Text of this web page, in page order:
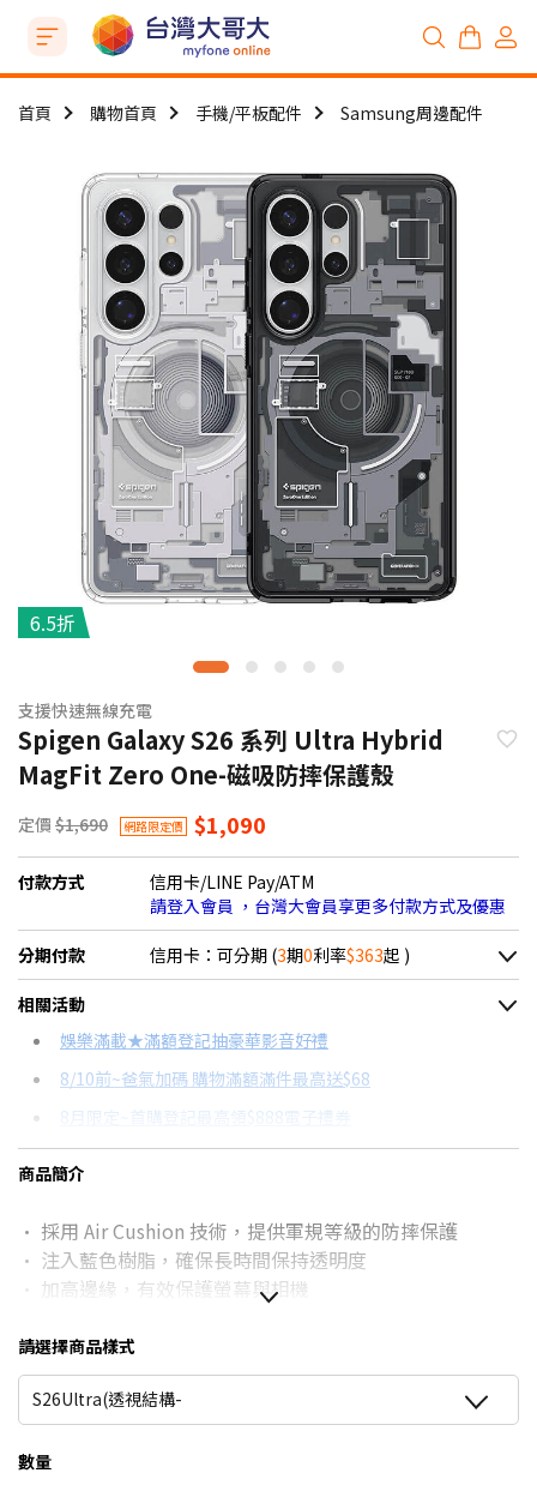
首頁 購物首頁 手機/平板配件 Samsung周邊配件
6.5折
支援快速無線充電
Spigen Galaxy S26 系列 Ultra Hybrid
MagFit Zero One-磁吸防摔保護殼
定價 $1,690 網路限定價 $1,090
付款方式
信用卡/LINE Pay/ATM
請登入會員 ，台灣大會員享更多付款方式及優惠
分期付款 信用卡：可分期 (3期0利率$363起 )
＊實際可分期數、適用利率，請以購物車顯示為主
信用卡分期
分期數
12期
24期
每期金額
$97
$49
配合銀行/業者
18家銀行/業者
相關活動
娛樂滿載★滿額登記抽豪華影音好禮
8/10前~爸氣加碼 購物滿額滿件最高送$68
8月限定~首購登記最高領$888電子禮券
台灣大哥大Open Possible聯名卡滿額最高回饋25%
商品簡介
· 採用 Air Cushion 技術，提供軍規等級的防摔保護
· 注入藍色樹脂，確保長時間保持透明度
· 加高邊緣，有效保護螢幕與相機
· 內建磁鐵，可支援 MagFit 磁吸配件 及更多裝置
· Qi2 認證，支援快速無線充電
· 專為 Samsung 設計
請選擇商品樣式
S26Ultra(透視結構-
數量